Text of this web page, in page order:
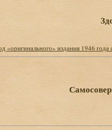
«оригинального» издания 1946